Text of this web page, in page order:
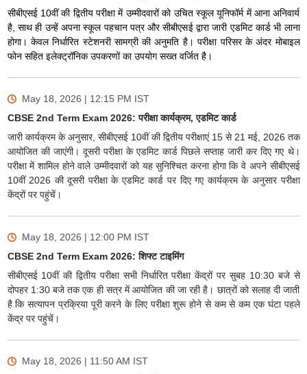
सीबीएसई 10वीं की द्वितीय परीक्षा में उम्मीदवारों को उचित स्कूल यूनिफॉर्म में आना अनिवार्य
है, साथ ही उन्हें अपना स्कूल पहचान पत्र और सीबीएसई द्वारा जारी एडमिट कार्ड भी लाना
होगा। केवल निर्धारित स्टेशनरी सामग्री की अनुमति है। परीक्षा परिसर के अंदर मोबाइल
फोन सहित इलेक्ट्रॉनिक उपकरणों का उपयोग सख्त वर्जित है।
May 18, 2026 | 12:15 PM IST
CBSE 2nd Term Exam 2026: परीक्षा कार्यक्रम, एडमिट कार्ड
जारी कार्यक्रम के अनुसार, सीबीएसई 10वीं की द्वितीय परीक्षाएं 15 से 21 मई, 2026 तक
आयोजित की जाएंगी। दूसरी परीक्षा के एडमिट कार्ड पिछले सप्ताह जारी कर दिए गए थे।
परीक्षा में शामिल होने वाले उम्मीदवारों को यह सुनिश्चित करना होगा कि वे अपने सीबीएसई
10वीं 2026 की दूसरी परीक्षा के एडमिट कार्ड पर दिए गए कार्यक्रम के अनुसार परीक्षा
केंद्रों पर पहुंचें।
May 18, 2026 | 12:00 PM IST
CBSE 2nd Term Exam 2026: शिफ्ट टाइमिंग
सीबीएसई 10वीं की द्वितीय परीक्षा सभी निर्धारित परीक्षा केंद्रों पर सुबह 10:30 बजे से
दोपहर 1:30 बजे तक एक ही सत्र में आयोजित की जा रही है। छात्रों को सलाह दी जाती
है कि सत्यापन प्रक्रिया पूरी करने के लिए परीक्षा शुरू होने से कम से कम एक घंटा पहले
केंद्र पर पहुंचें।
May 18, 2026 | 11:50 AM IST